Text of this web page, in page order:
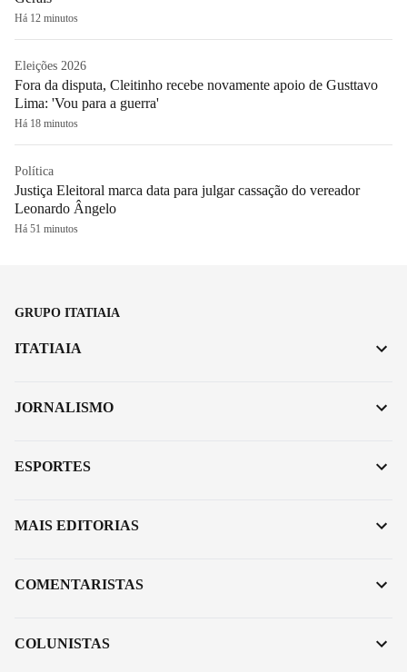
Há 12 minutos
Eleições 2026
Fora da disputa, Cleitinho recebe novamente apoio de Gusttavo
Lima: 'Vou para a guerra'
Há 18 minutos
Política
Justiça Eleitoral marca data para julgar cassação do vereador
Leonardo Ângelo
Há 51 minutos
GRUPO ITATIAIA
ITATIAIA
JORNALISMO
ESPORTES
MAIS EDITORIAS
COMENTARISTAS
COLUNISTAS